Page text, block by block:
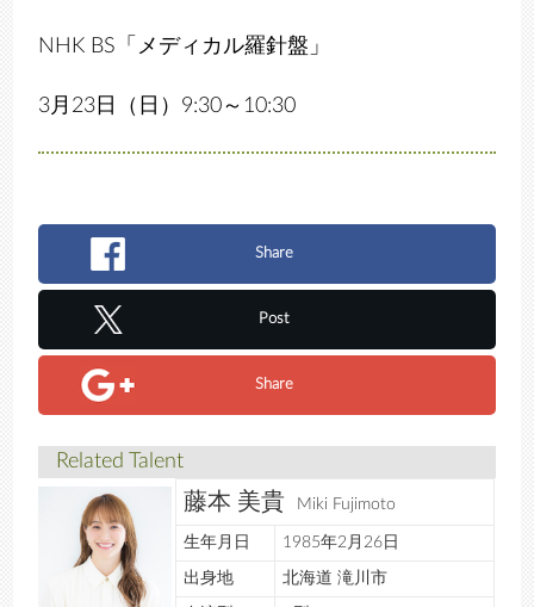
NHK BS「メディカル羅針盤」
3月23日（日）9:30～10:30
Share
Post
Share
Related Talent
藤本 美貴 Miki Fujimoto
生年月日 1985年2月26日
出身地 北海道 滝川市